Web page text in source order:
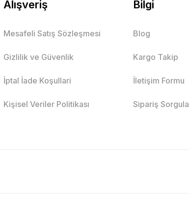
Alışveriş
Mesafeli Satış Sözleşmesi
Gizlilik ve Güvenlik
İptal İade Koşullari
Kişisel Veriler Politikası
Bilgi
Blog
Kargo Takip
İletişim Formu
Sipariş Sorgula